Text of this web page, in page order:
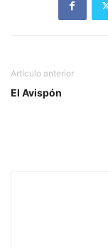
Artículo anterior
El Avispón